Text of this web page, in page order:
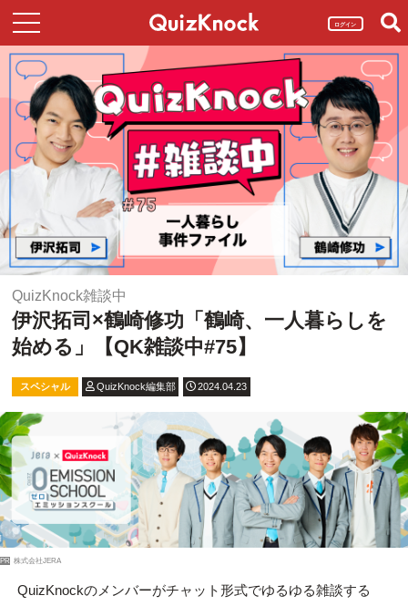
ログイン
QuizKnock雑談中
伊沢拓司×鶴崎修功「鶴崎、一人暮らしを
始める」【QK雑談中#75】
スペシャル QuizKnock編集部 2024.04.23
PR 株式会社JERA
QuizKnockのメンバーがチャット形式でゆるゆる雑談する